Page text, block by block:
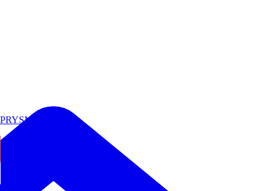
PRYSMIAN